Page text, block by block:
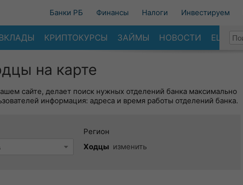
Банки РБ Финансы Налоги Инвестируем
КРИПТОКУРСЫ ЗАЙМЫ НОВОСТИ ЕЩЕ
на карте
сайте, делает поиск нужных отделений банка максимально
информация: адреса и время работы отделений банка.
Регион
Ходцы изменить